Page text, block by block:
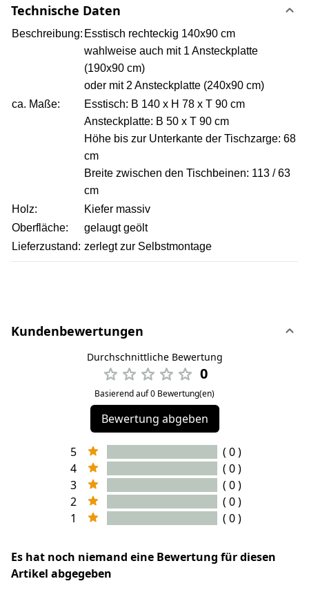
Technische Daten
Beschreibung: Esstisch rechteckig 140x90 cm
wahlweise auch mit 1 Ansteckplatte
(190x90 cm)
oder mit 2 Ansteckplatte (240x90 cm)
ca. Maße:
Esstisch: B 140 x H 78 x T 90 cm
Ansteckplatte: B 50 x T 90 cm
Höhe bis zur Unterkante der Tischzarge: 68
cm
Breite zwischen den Tischbeinen: 113 / 63
cm
Holz:
Kiefer massiv
Oberfläche:
gelaugt geölt
Lieferzustand: zerlegt zur Selbstmontage
Kundenbewertungen
Durchschnittliche Bewertung
0
Basierend auf 0 Bewertung(en)
Bewertung abgeben
5
( 0 )
4
( 0 )
3
( 0 )
2
( 0 )
1
( 0 )
Es hat noch niemand eine Bewertung für diesen
Artikel abgegeben